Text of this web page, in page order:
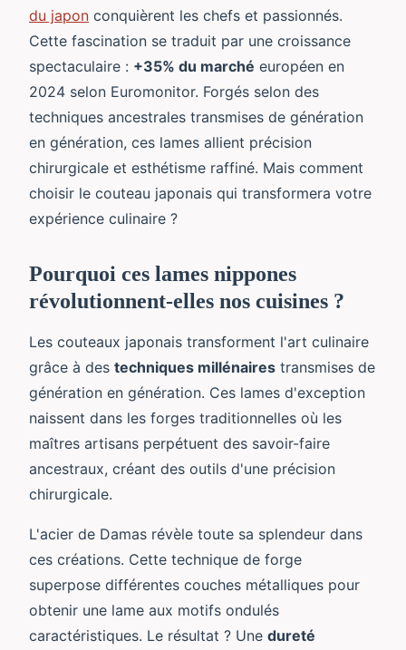
du japon conquièrent les chefs et passionnés.
Cette fascination se traduit par une croissance
spectaculaire : +35% du marché européen en
2024 selon Euromonitor. Forgés selon des
techniques ancestrales transmises de génération
en génération, ces lames allient précision
chirurgicale et esthétisme raffiné. Mais comment
choisir le couteau japonais qui transformera votre
expérience culinaire ?
Pourquoi ces lames nippones
révolutionnent-elles nos cuisines ?
Les couteaux japonais transforment l'art culinaire
grâce à des techniques millénaires transmises de
génération en génération. Ces lames d'exception
naissent dans les forges traditionnelles où les
maîtres artisans perpétuent des savoir-faire
ancestraux, créant des outils d'une précision
chirurgicale.
L'acier de Damas révèle toute sa splendeur dans
ces créations. Cette technique de forge
superpose différentes couches métalliques pour
obtenir une lame aux motifs ondulés
caractéristiques. Le résultat ? Une dureté